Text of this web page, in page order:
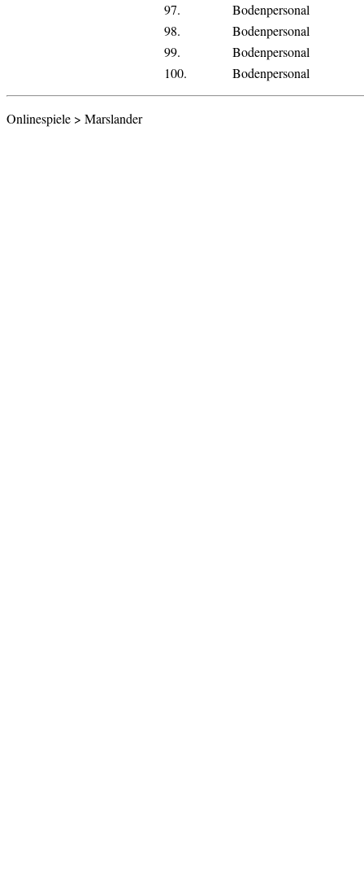
97.
Bodenpersonal
98.
Bodenpersonal
99.
Bodenpersonal
100.
Bodenpersonal
Onlinespiele > Marslander